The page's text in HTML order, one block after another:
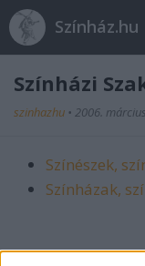
Színház.hu
Színházi
szinhazhu • 2006.
Színészek,
Színházak,